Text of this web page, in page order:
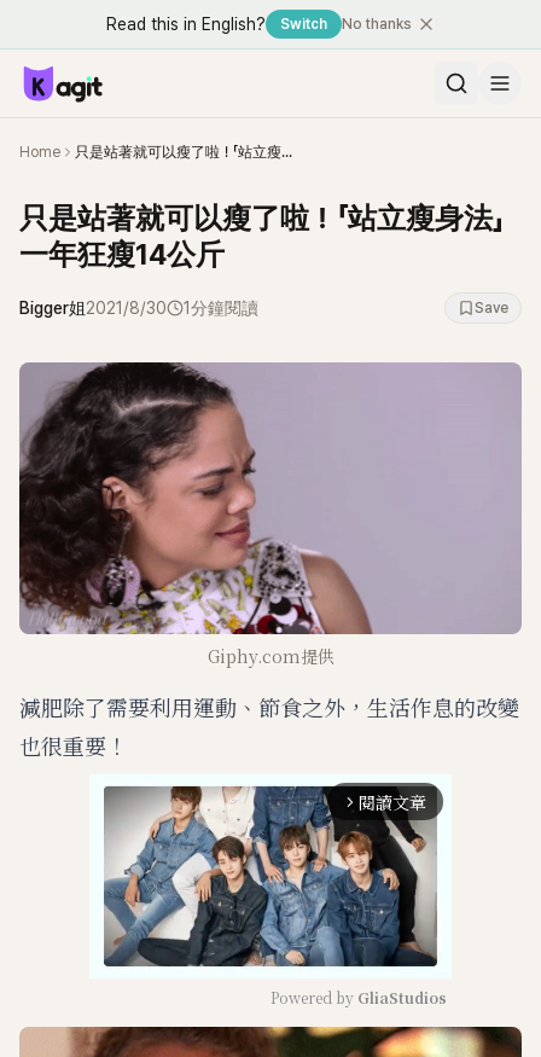
Read this in English? Switch No thanks
Home 只是站著就可以瘦了啦！「站立瘦身法」一年狂瘦14公斤
只是站著就可以瘦了啦！「站立瘦身法」
一年狂瘦14公斤
Bigger姐2021/8/30 1分鐘閱讀 Save
Giphy.com提供
減肥除了需要利用運動、節食之外，生活作息的改變
也很重要！
arrow_forward_ios 閱讀文章
M
Powered by GliaStudios